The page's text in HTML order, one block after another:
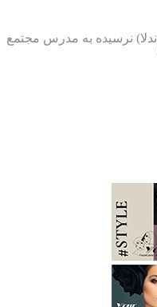
نرسیده به مدرس مجتمع